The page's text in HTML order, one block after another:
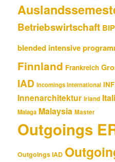
Betriebswirtschaft BIP
blended intensive
Finnland Frankreich
IAD Incomings International INF
Innenarchitektur Irland
Malaga Malaysia Master
Outgoings
Outgoings IAD